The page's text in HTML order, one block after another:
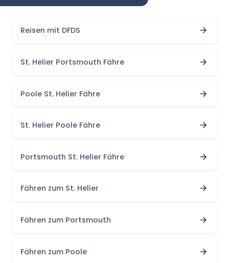
Reisen mit DFDS
St. Helier Portsmouth Fähre
Poole St. Helier Fähre
St. Helier Poole Fähre
Portsmouth St. Helier Fähre
Fähren zum St. Helier
Fähren zum Portsmouth
Fähren zum Poole